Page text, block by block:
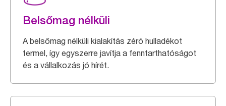
Belsőmag nélküli
A belsőmag nélküli kialakítás zéró hulladékot
termel, így egyszerre javítja a fenntarthatóságot
és a vállalkozás jó hírét.